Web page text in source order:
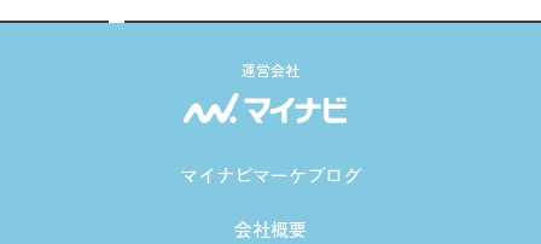
運営会社
マイナビマーケブログ
会社概要